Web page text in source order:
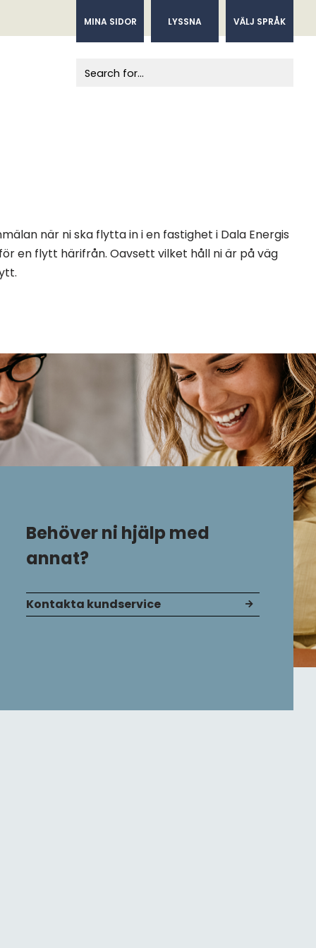
MINA SIDOR LYSSNA VÄLJ SPRÅK
när ni ska flytta in i en fastighet i Dala Energis
en flytt härifrån. Oavsett vilket håll ni är på väg
Behöver ni hjälp med
annat?
Kontakta kundservice